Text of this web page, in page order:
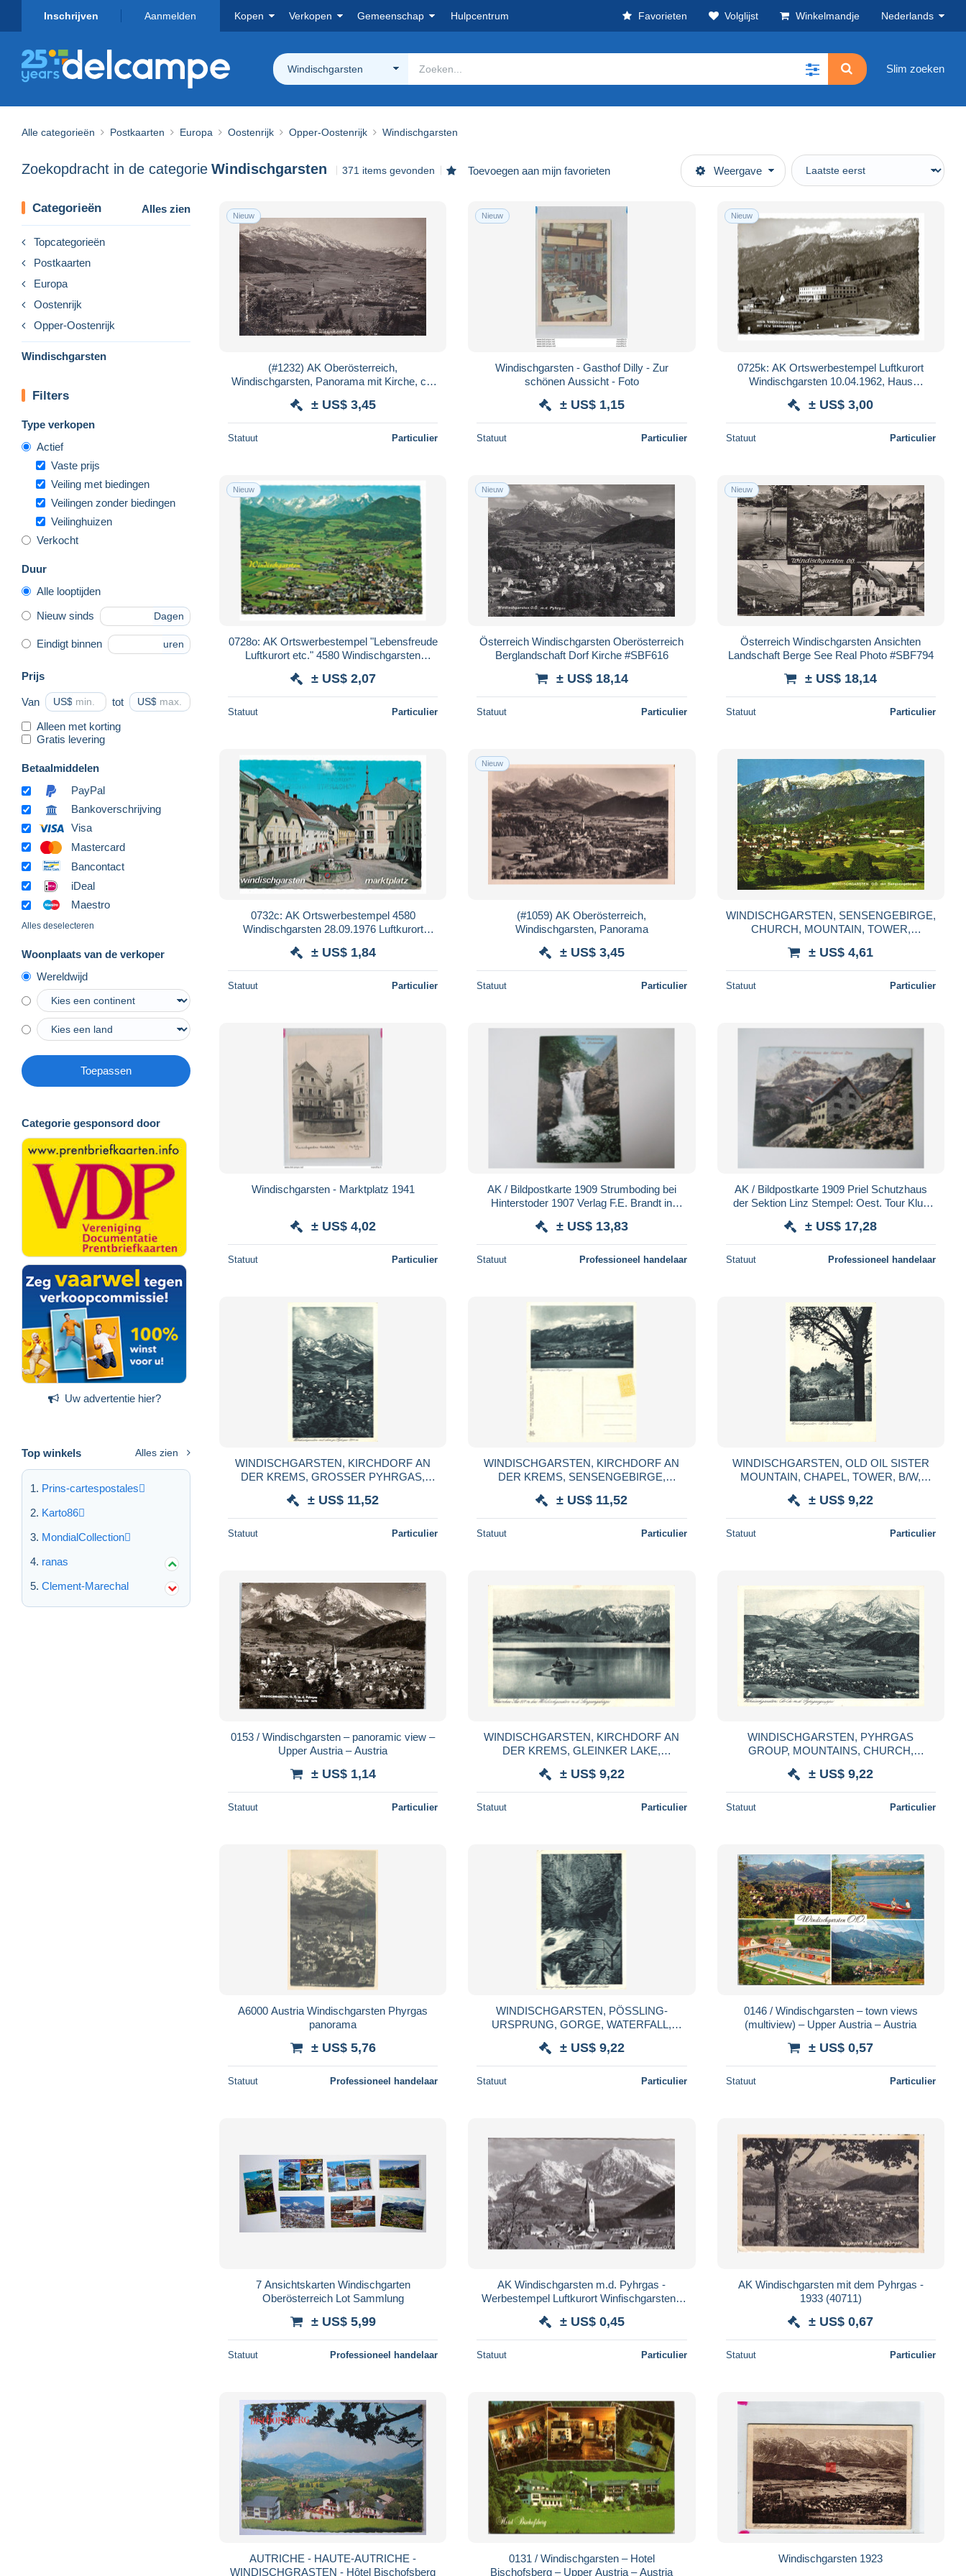
Inschrijven Aanmelden Kopen Verkopen Gemeenschap Hulpcentrum Favorieten Volglijst Winkelmandje Nederlands
Windischgarsten Slim zoeken
Alle categorieën Postkaarten Europa Oostenrijk Opper-Oostenrijk Windischgarsten
Zoekopdracht in de categorie Windischgarsten 371 items gevonden Toevoegen aan mijn favorieten Weergave
Categorieën Alles zien
Topcategorieën
Postkaarten
Europa
Oostenrijk
Opper-Oostenrijk
Windischgarsten
Filters
Type verkopen
Actief
Vaste prijs
Veiling met biedingen
Veilingen zonder biedingen
Veilinghuizen
Verkocht
Duur
Alle looptijden
Nieuw sinds Dagen
Eindigt binnen uren
Prijs
Van US$ tot US$
Alleen met korting
Gratis levering
Betaalmiddelen
PayPal
Bankoverschrijving
Visa
Mastercard
Bancontact
iDeal
Maestro
Alles deselecteren
Woonplaats van de verkoper
Wereldwijd
Toepassen
Categorie gesponsord door
Uw advertentie hier?
Top winkels Alles zien
Prins-cartespostales
Karto86
MondialCollection
ranas
Clement-Marechal
Nieuw
(#1232) AK Oberösterreich,
Windischgarsten, Panorama mit Kirche, ca.
± US$ 3,45
Statuut Particulier
Nieuw
Windischgarsten - Gasthof Dilly - Zur
schönen Aussicht - Foto
± US$ 1,15
Statuut Particulier
Nieuw
0725k: AK Ortswerbestempel Luftkurort
Windischgarsten 10.04.1962, Haus
± US$ 3,00
Statuut Particulier
Nieuw
0728o: AK Ortswerbestempel "Lebensfreude
Luftkurort etc." 4580 Windischgarsten
± US$ 2,07
Statuut Particulier
Nieuw
Österreich Windischgarsten Oberösterreich
Berglandschaft Dorf Kirche #SBF616
± US$ 18,14
Statuut Particulier
Nieuw
Österreich Windischgarsten Ansichten
Landschaft Berge See Real Photo #SBF794
± US$ 18,14
Statuut Particulier
0732c: AK Ortswerbestempel 4580
Windischgarsten 28.09.1976 Luftkurort
± US$ 1,84
Statuut Particulier
Nieuw
(#1059) AK Oberösterreich,
Windischgarsten, Panorama
± US$ 3,45
Statuut Particulier
WINDISCHGARSTEN, SENSENGEBIRGE,
CHURCH, MOUNTAIN, TOWER,
± US$ 4,61
Statuut Particulier
Windischgarsten - Marktplatz 1941
± US$ 4,02
Statuut Particulier
AK / Bildpostkarte 1909 Strumboding bei
Hinterstoder 1907 Verlag F.E. Brandt in
± US$ 13,83
Statuut Professioneel handelaar
AK / Bildpostkarte 1909 Priel Schutzhaus
der Sektion Linz Stempel: Oest. Tour Klub
± US$ 17,28
Statuut Professioneel handelaar
WINDISCHGARSTEN, KIRCHDORF AN
DER KREMS, GROSSER PYHRGAS,
POSTCARD, AUSTRIA
± US$ 11,52
Statuut Particulier
WINDISCHGARSTEN, KIRCHDORF AN
DER KREMS, SENSENGEBIRGE,
POSTCARD, AUSTRIA
± US$ 11,52
Statuut Particulier
WINDISCHGARSTEN, OLD OIL SISTER
MOUNTAIN, CHAPEL, TOWER, B/W,
± US$ 9,22
Statuut Particulier
0153 / Windischgarsten – panoramic view –
Upper Austria – Austria
± US$ 1,14
Statuut Particulier
WINDISCHGARSTEN, KIRCHDORF AN
DER KREMS, GLEINKER LAKE,
MOUNTAIN, B/W, POSTCARD, AUSTRIA
± US$ 9,22
Statuut Particulier
WINDISCHGARSTEN, PYHRGAS
GROUP, MOUNTAINS, CHURCH,
AUSTRIA
± US$ 9,22
Statuut Particulier
A6000 Austria Windischgarsten Phyrgas
panorama
± US$ 5,76
Statuut Professioneel handelaar
WINDISCHGARSTEN, PÖSSLING-
URSPRUNG, GORGE, WATERFALL,
AUSTRIA
± US$ 9,22
Statuut Particulier
0146 / Windischgarsten – town views
(multiview) – Upper Austria – Austria
± US$ 0,57
Statuut Particulier
7 Ansichtskarten Windischgarten
Oberösterreich Lot Sammlung
± US$ 5,99
Statuut Professioneel handelaar
AK Windischgarsten m.d. Pyhrgas -
Werbestempel Luftkurort Winfischgarsten -
± US$ 0,45
Statuut Particulier
AK Windischgarsten mit dem Pyhrgas -
1933 (40711)
± US$ 0,67
Statuut Particulier
AUTRICHE - HAUTE-AUTRICHE -
WINDISCHGRASTEN - Hôtel Bischofsberg
0131 / Windischgarsten – Hotel
Bischofsberg – Upper Austria – Austria
Windischgarsten 1923